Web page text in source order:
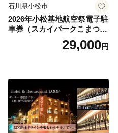
石川県小松市
2026年小松基地航空祭電子駐
車券（スカイパークこまつ
翼） 駐車場 シャトルバスの
りばすぐ 石川県 小松市
29,000円